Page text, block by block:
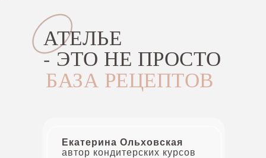
БАЗА РЕЦЕПТОВ
АТЕЛЬЕ
- ЭТО НЕ ПРОСТО
Екатерина Ольховская
автор кондитерских курсов